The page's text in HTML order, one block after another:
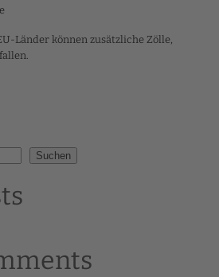
Länder können zusätzliche Zölle,
Suchen